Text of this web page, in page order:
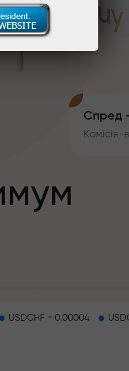
Спред
Комісія-
USDCHF = 0.00004